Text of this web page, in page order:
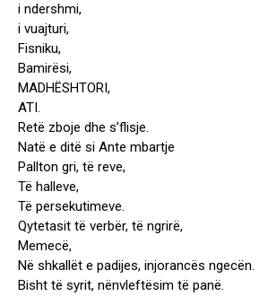
i ndershmi,
i vuajturi,
Fisniku,
Bamirësi,
MADHËSHTORI,
ATI.
Retë zboje dhe s’flisje.
Natë e ditë si Ante mbartje
Pallton gri, të reve,
Të halleve,
Të persekutimeve.
Qytetasit të verbër, të ngrirë,
Memecë,
Në shkallët e padijes, injorancës ngecën.
Bisht të syrit, nënvleftësim të panë.